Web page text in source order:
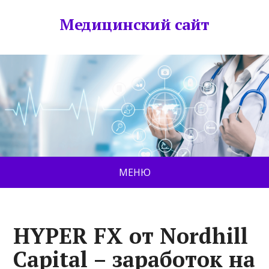
Медицинский сайт
МЕНЮ
HYPER FX от Nordhill
Capital – заработок на